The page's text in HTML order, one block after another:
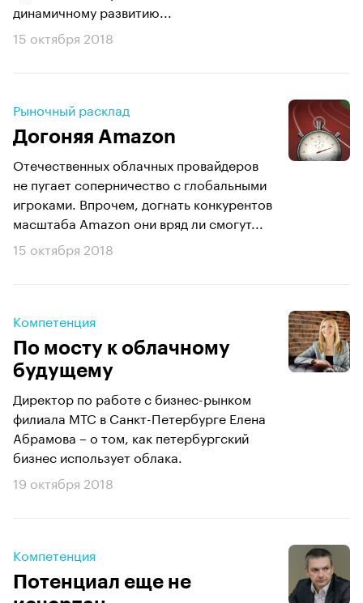
динамичному развитию...
15 октября 2018
Рыночный расклад
Догоняя Amazon
Отечественных облачных провайдеров
не пугает соперничество с глобальными
игроками. Впрочем, догнать конкурентов
масштаба Amazon они вряд ли смогут...
15 октября 2018
Компетенция
По мосту к облачному
будущему
Директор по работе с бизнес-рынком
филиала МТС в Санкт-Петербурге Елена
Абрамова – о том, как петербургский
бизнес использует облака.
19 октября 2018
Компетенция
Потенциал еще не